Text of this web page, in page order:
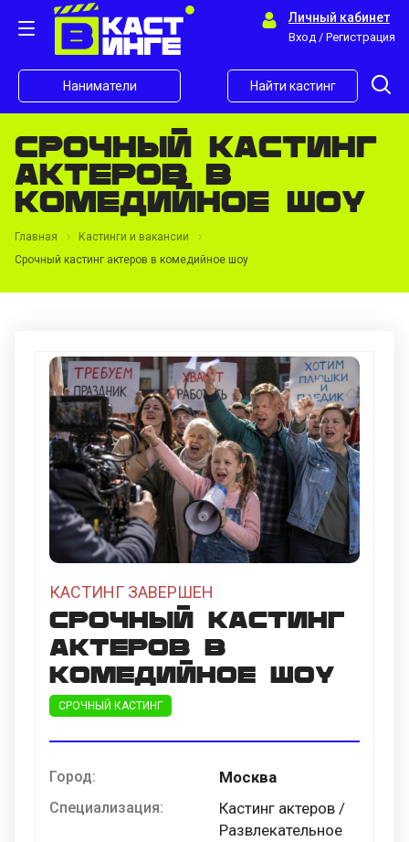
Личный кабинет
Вход / Регистрация
Наниматели Найти кастинг
Срочный кастинг
актеров в
комедийное шоу
Главная
Кастинги и вакансии
Срочный кастинг актеров в комедийное шоу
КАСТИНГ ЗАВЕРШЕН
Срочный кастинг
актеров в
комедийное шоу
СРОЧНЫЙ КАСТИНГ
Город: Москва
Специализация:
Кастинг актеров /
Развлекательное